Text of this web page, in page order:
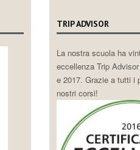
TRIP ADVISOR
La nostra scuola ha
eccellenza Trip
e 2017. Grazie a tutti i
nostri corsi!